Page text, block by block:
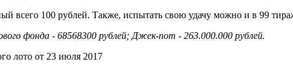
всего 100 рублей. Также, испытать свою удачу можно и в 99
фонда - 68568300 рублей; Джек-пот - 263.000.000 рублей.